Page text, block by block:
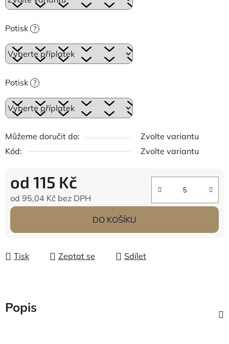
Potisk ?
Potisk ?
Můžeme doručit do:
Zvolte variantu
Kód:
Zvolte variantu
od 115 Kč
od 95,04 Kč bez DPH
Měrná cena:
DO KOŠÍKU
Tisk Zeptat se Sdílet
Popis